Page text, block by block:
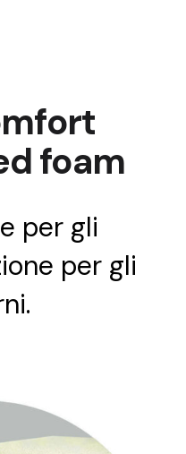
foam
per gli
per gli